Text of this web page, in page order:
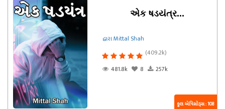
એક ષડયંત્ર...
દ્વારા Mittal Shah
(409.2k)
481.8k
8 257k
કુલ એપિસોડ્સ : 108